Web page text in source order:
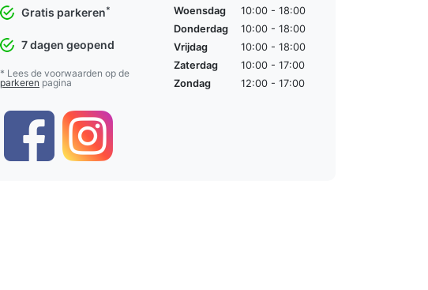
Gratis parkeren*
7 dagen geopend
* Lees de voorwaarden op de
parkeren pagina
Woensdag
10:00 - 18:00
Donderdag
10:00 - 18:00
Vrijdag
10:00 - 18:00
Zaterdag
10:00 - 17:00
Zondag
12:00 - 17:00